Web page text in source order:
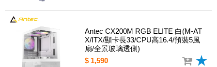
Antec CX200M RGB ELITE 白(M-AT
X/ITX/顯卡長33/CPU高16.4/預裝5風
扇/全景玻璃透側)
$ 1,590